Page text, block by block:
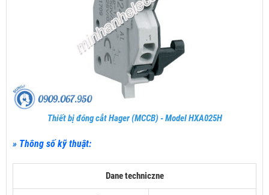
Thiết bị đóng cắt Hager (MCCB) - Model HXA025H
» Thông số kỹ thuật:
Dane techniczne